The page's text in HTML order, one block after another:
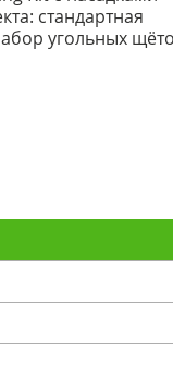
стандартная
угольных